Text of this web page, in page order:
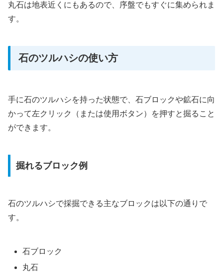
丸石は地表近くにもあるので、序盤でもすぐに集められま
す。
石のツルハシの使い方
手に石のツルハシを持った状態で、石ブロックや鉱石に向
かって左クリック（または使用ボタン）を押すと掘ること
ができます。
掘れるブロック例
石のツルハシで採掘できる主なブロックは以下の通りで
す。
石ブロック
丸石